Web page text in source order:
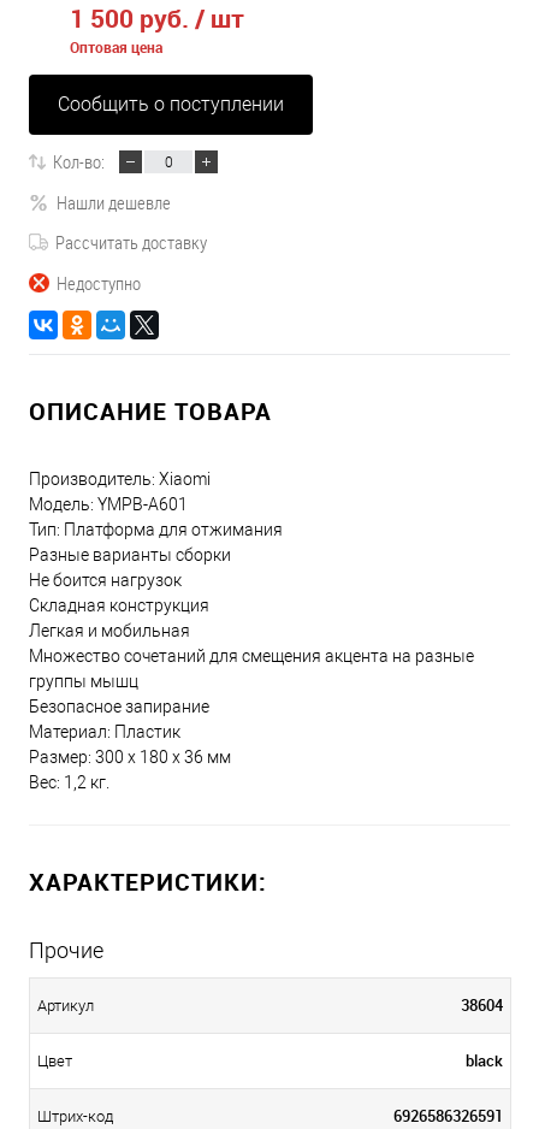
1 500 руб. / шт
Оптовая цена
Сообщить о поступлении
Кол-во:
Нашли дешевле
Рассчитать доставку
Недоступно
ОПИСАНИЕ ТОВАРА
Производитель: Xiaomi
Модель: YMPB-A601
Тип: Платформа для отжимания
Разные варианты сборки
Не боится нагрузок
Складная конструкция
Легкая и мобильная
Множество сочетаний для смещения акцента на разные
группы мышц
Безопасное запирание
Материал: Пластик
Размер: 300 х 180 х 36 мм
Вес: 1,2 кг.
ХАРАКТЕРИСТИКИ:
Прочие
Артикул 38604
Цвет black
Штрих-код 6926586326591